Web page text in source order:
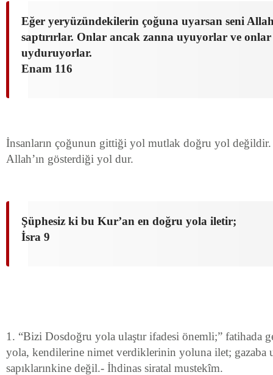
Eğer yeryüzündekilerin çoğuna uyarsan seni
saptırırlar. Onlar ancak zanna uyuyorlar ve onlar
uyduruyorlar.
Enam 116
İnsanların çoğunun gittiği yol mutlak doğru yol
Allah’ın gösterdiği yol dur.
Şüphesiz ki bu Kur’an en doğru yola iletir;
İsra 9
1. “Bizi Dosdoğru yola ulaştır ifadesi önemli;” fatihada
yola, kendilerine nimet verdiklerinin yoluna ilet; gazaba
sapıklarınkine değil.- İhdinas siratal mustekîm.